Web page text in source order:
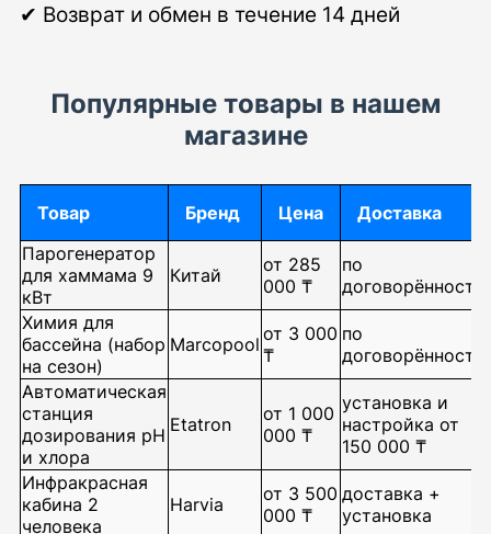
✔ Возврат и обмен в течение 14 дней
Популярные товары в нашем
магазине
Товар Бренд Цена
Доставка
Парогенератор
для хаммама 9
кВт
Китай
от 285
000 ₸
по
договорённости
Химия для
бассейна (набор
на сезон)
Marcopool от 3 000
₸
по
договорённости
Автоматическая
станция
дозирования pH
и хлора
Etatron
от 1 000
000 ₸
установка и
настройка от
150 000 ₸
Инфракрасная
кабина 2
человека
Harvia
от 3 500
000 ₸
доставка +
установка